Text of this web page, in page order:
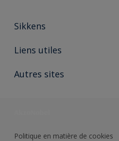
Sikkens
A propos de Sikkens
Liens utiles
Ouvrir un magasin PASS
Autres sites
Politique en matière de cookies